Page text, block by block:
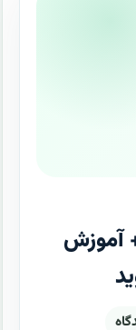
آموزش